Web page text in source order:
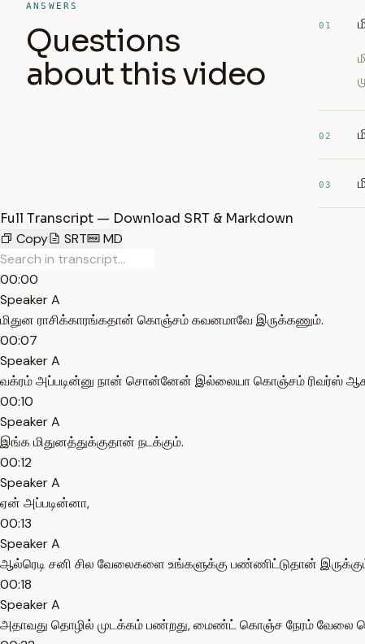
ANSWERS
Questions
about this video
01
02
03
Full Transcript — Download SRT & Markdown
Copy
SRT MD
00:00
Speaker A
மிதுன ராசிக்காரங்கதான் கொஞ்சம் கவனமாவே இருக்கணும்.
00:07
Speaker A
வக்ரம் அப்படின்னு நான் சொன்னேன் இல்லையா கொஞ்சம் ரிவர்ஸ்
00:10
Speaker A
இங்க மிதுனத்துக்குதான் நடக்கும்.
00:12
Speaker A
ஏன் அப்படின்னா,
00:13
Speaker A
ஆல்ரெடி சனி சில வேலைகளை உங்களுக்கு பண்ணிட்டுதான்
00:18
Speaker A
அதாவது தொழில் முடக்கம் பண்றது, மைண்ட் கொஞ்ச நேரம் வேலை